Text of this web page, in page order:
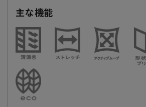
主な機能